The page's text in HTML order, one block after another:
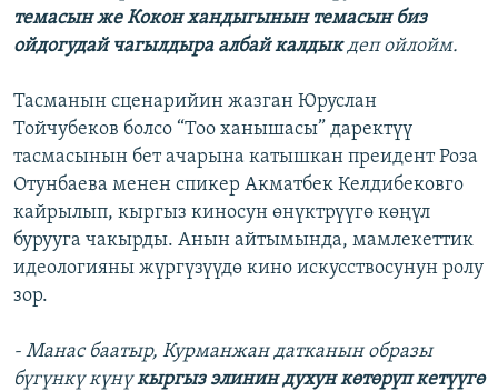
темасын же Кокон хандыгынын темасын биз
ойдогудай чагылдыра албай калдыкдеп ойлойм.
Тасманын сценарийин жазган Юруслан
Тойчубеков болсо “Тоо ханышасы” даректүү
тасмасынын бет ачарына катышкан преидент Роза
Отунбаева менен спикер Акматбек Келдибековго
кайрылып, кыргыз киносун өнүктрүүгө көңүл
бурууга чакырды. Анын айтымында, мамлекеттик
идеологияны жүргүзүүдө кино искусствосунун ролу
зор.
- Манас баатыр, Курманжан датканын образы
бүгүнкү күнүкыргыз элинин духун көтөрүп кетүүгө